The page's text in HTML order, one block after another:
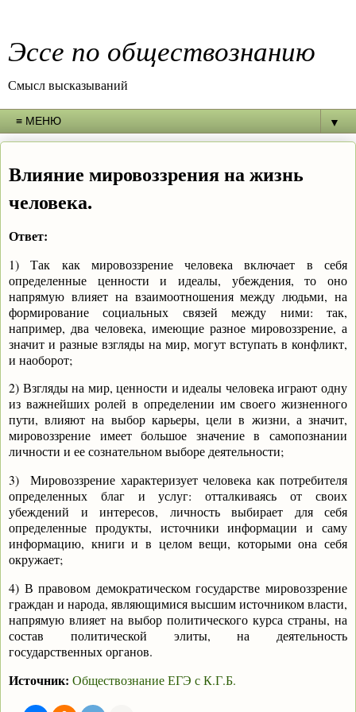
Эссе по обществознанию
Смысл высказываний
▼
Влияние мировоззрения на жизнь
человека.
Ответ:
1) Так как мировоззрение человека включает в себя
определенные ценности и идеалы, убеждения, то оно
напрямую влияет на взаимоотношения между людьми, на
формирование социальных связей между ними: так,
например, два человека, имеющие разное мировоззрение, а
значит и разные взгляды на мир, могут вступать в конфликт,
и наоборот;
2) Взгляды на мир, ценности и идеалы человека играют одну
из важнейших ролей в определении им своего жизненного
пути, влияют на выбор карьеры, цели в жизни, а значит,
мировоззрение имеет большое значение в самопознании
личности и ее сознательном выборе деятельности;
3) Мировоззрение характеризует человека как потребителя
определенных благ и услуг: отталкиваясь от своих
убеждений и интересов, личность выбирает для себя
определенные продукты, источники информации и саму
информацию, книги и в целом вещи, которыми она себя
окружает;
4) В правовом демократическом государстве мировоззрение
граждан и народа, являющимися высшим источником власти,
напрямую влияет на выбор политического курса страны, на
состав политической элиты, на деятельность
государственных органов.
Источник: Обществознание ЕГЭ с К.Г.Б.